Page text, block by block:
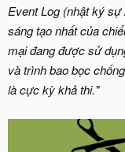
Event Log (nhật ký
sáng tạo nhất của
mại đang được sử
và trình bao bọc
là cực kỳ khả thi."